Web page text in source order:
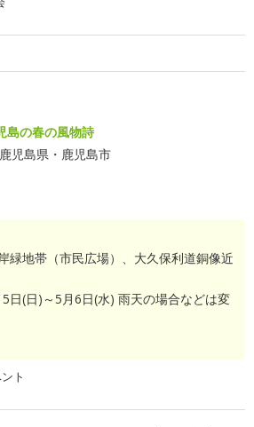
島の春の風物詩
鹿児島県・鹿児島市
緑地帯（市民広場）、大久保利道銅像近
日(日)～5月6日(水) 雨天の場合などは変
ト